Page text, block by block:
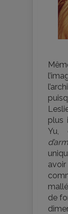
plus
Yu,
de